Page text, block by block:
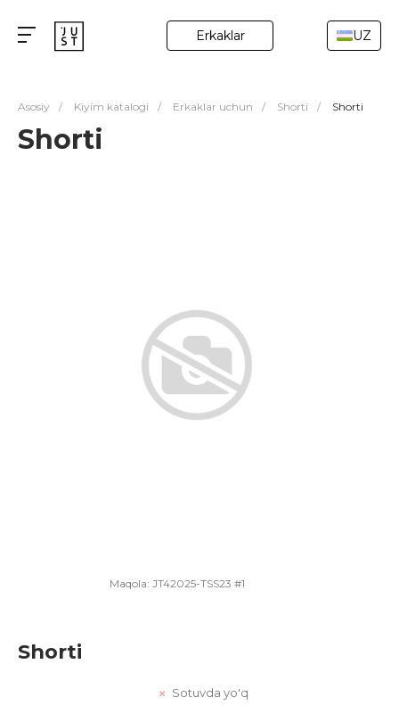
Erkaklar UZ
Asosiy / Kiyim katalogi / Erkaklar uchun / Shorti / Shorti
Shorti
Maqola: JT42025-TSS23 #1
Shorti
Sotuvda yo'q